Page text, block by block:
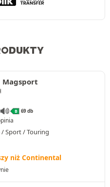
Magsport
B 69 db
Sport / Touring
niż Continental